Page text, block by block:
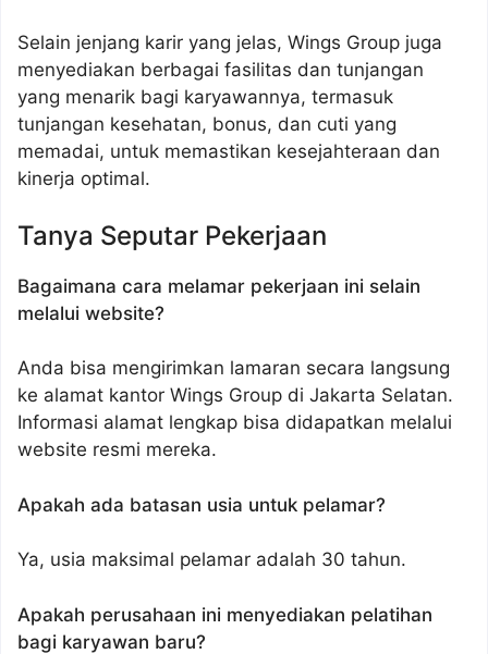
Selain jenjang karir yang jelas, Wings Group juga
menyediakan berbagai fasilitas dan tunjangan
yang menarik bagi karyawannya, termasuk
tunjangan kesehatan, bonus, dan cuti yang
memadai, untuk memastikan kesejahteraan dan
kinerja optimal.
Tanya Seputar Pekerjaan
Bagaimana cara melamar pekerjaan ini selain
melalui website?
Anda bisa mengirimkan lamaran secara langsung
ke alamat kantor Wings Group di Jakarta Selatan.
Informasi alamat lengkap bisa didapatkan melalui
website resmi mereka.
Apakah ada batasan usia untuk pelamar?
Ya, usia maksimal pelamar adalah 30 tahun.
Apakah perusahaan ini menyediakan pelatihan
bagi karyawan baru?